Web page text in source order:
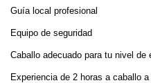
Guía local profesional
Equipo de seguridad
Caballo adecuado para tu nivel de
Experiencia de 2 horas a caballo